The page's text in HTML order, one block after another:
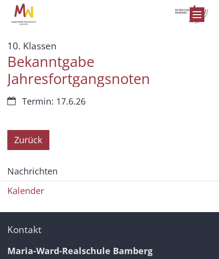
Zum Inhalt springen
10. Klassen
Bekanntgabe
Jahresfortgangsnoten
Datum:Termin: 17.6.26
Zurück
Nachrichten
Kalender
Kontakt
Maria-Ward-Realschule Bamberg